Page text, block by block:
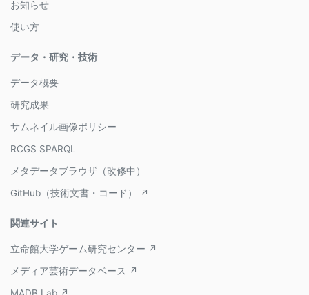
お知らせ
使い方
データ・研究・技術
データ概要
研究成果
サムネイル画像ポリシー
RCGS SPARQL
メタデータブラウザ（改修中）
GitHub（技術文書・コード） ↗
関連サイト
立命館大学ゲーム研究センター ↗
メディア芸術データベース ↗